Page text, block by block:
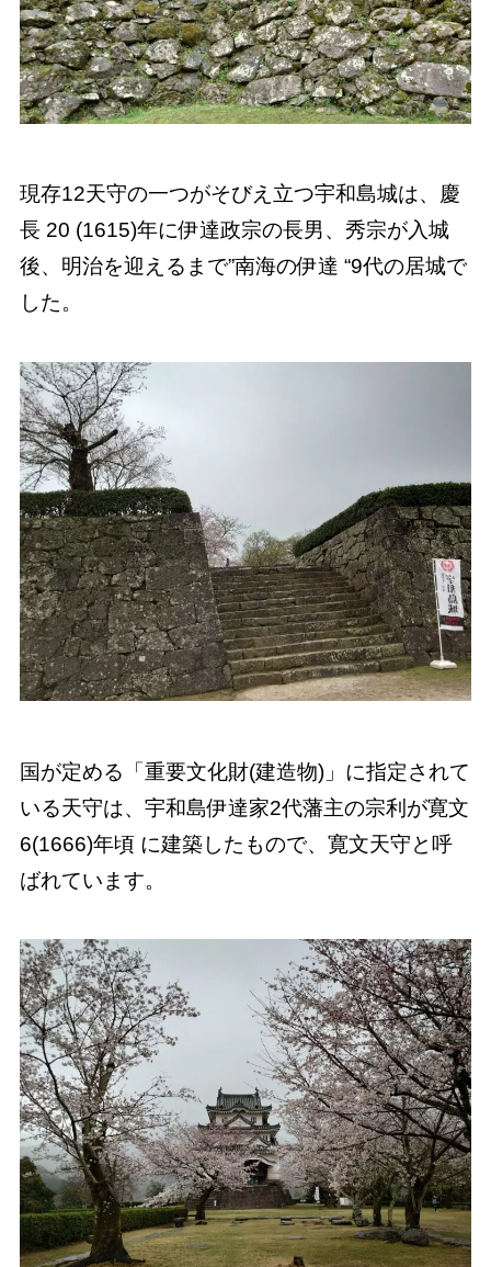
現存12天守の一つがそびえ立つ宇和島城は、慶
長 20 (1615)年に伊達政宗の長男、秀宗が入城
後、明治を迎えるまで”南海の伊達 “9代の居城で
した。
国が定める「重要文化財(建造物)」に指定されて
いる天守は、宇和島伊達家2代藩主の宗利が寛文
6(1666)年頃 に建築したもので、寛文天守と呼
ばれています。